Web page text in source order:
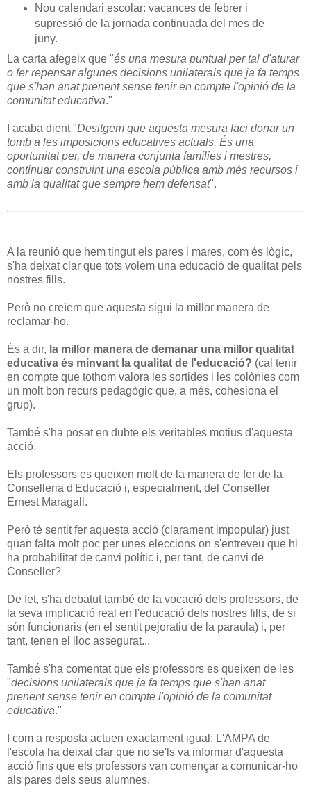
Nou calendari escolar: vacances de febrer i
supressió de la jornada continuada del mes de
juny.
La carta afegeix que "és una mesura puntual per tal d'aturar
o fer repensar algunes decisions unilaterals que ja fa temps
que s'han anat prenent sense tenir en compte l'opinió de la
comunitat educativa."
I acaba dient "Desitgem que aquesta mesura faci donar un
tomb a les imposicions educatives actuals. És una
oportunitat per, de manera conjunta famílies i mestres,
continuar construint una escola pública amb més recursos i
amb la qualitat que sempre hem defensat".
A la reunió que hem tingut els pares i mares, com és lògic,
s'ha deixat clar que tots volem una educació de qualitat pels
nostres fills.
Però no creïem que aquesta sigui la millor manera de
reclamar-ho.
És a dir, la millor manera de demanar una millor qualitat
educativa és minvant la qualitat de l'educació? (cal tenir
en compte que tothom valora les sortides i les colònies com
un molt bon recurs pedagògic que, a més, cohesiona el
grup).
També s'ha posat en dubte els veritables motius d'aquesta
acció.
Els professors es queixen molt de la manera de fer de la
Conselleria d'Educació i, especialment, del Conseller
Ernest Maragall.
Però té sentit fer aquesta acció (clarament impopular) just
quan falta molt poc per unes eleccions on s'entreveu que hi
ha probabilitat de canvi polític i, per tant, de canvi de
Conseller?
De fet, s'ha debatut també de la vocació dels professors, de
la seva implicació real en l'educació dels nostres fills, de si
són funcionaris (en el sentit pejoratiu de la paraula) i, per
tant, tenen el lloc assegurat...
També s'ha comentat que els professors es queixen de les
"decisions unilaterals que ja fa temps que s'han anat
prenent sense tenir en compte l'opinió de la comunitat
educativa."
I com a resposta actuen exactament igual: L'AMPA de
l'escola ha deixat clar que no se'ls va informar d'aquesta
acció fins que els professors van començar a comunicar-ho
als pares dels seus alumnes.